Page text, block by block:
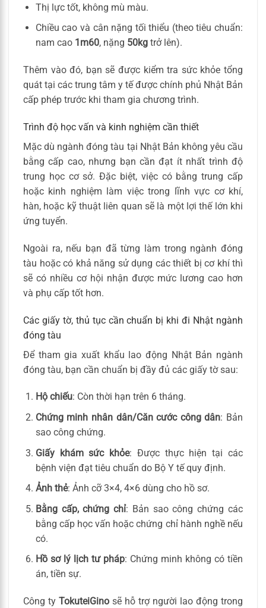
Thị lực tốt, không mù màu.
Chiều cao và cân nặng tối thiểu (theo tiêu chuẩn:
nam cao 1m60, nặng 50kgtrở lên).
Thêm vào đó, bạn sẽ được kiểm tra sức khỏe tổng
quát tại các trung tâm y tế được chính phủ Nhật Bản
cấp phép trước khi tham gia chương trình.
Trình độ học vấn và kinh nghiệm cần thiết
Mặc dù ngành đóng tàu tại Nhật Bản không yêu cầu
bằng cấp cao, nhưng bạn cần đạt ít nhất trình độ
trung học cơ sở. Đặc biệt, việc có bằng trung cấp
hoặc kinh nghiệm làm việc trong lĩnh vực cơ khí,
hàn, hoặc kỹ thuật liên quan sẽ là một lợi thế lớn khi
ứng tuyển.
Ngoài ra, nếu bạn đã từng làm trong ngành đóng
tàu hoặc có khả năng sử dụng các thiết bị cơ khí thì
sẽ có nhiều cơ hội nhận được mức lương cao hơn
và phụ cấp tốt hơn.
Các giấy tờ, thủ tục cần chuẩn bị khi đi Nhật ngành
đóng tàu
Để tham gia xuất khẩu lao động Nhật Bản ngành
đóng tàu, bạn cần chuẩn bị đầy đủ các giấy tờ sau:
Hộ chiếu: Còn thời hạn trên 6 tháng.
Chứng minh nhân dân/Căn cước công dân: Bản
sao công chứng.
Giấy khám sức khỏe: Được thực hiện tại các
bệnh viện đạt tiêu chuẩn do Bộ Y tế quy định.
Ảnh thẻ: Ảnh cỡ 3×4, 4×6 dùng cho hồ sơ.
Bằng cấp, chứng chỉ: Bản sao công chứng các
bằng cấp học vấn hoặc chứng chỉ hành nghề nếu
có.
Hồ sơ lý lịch tư pháp: Chứng minh không có tiền
án, tiền sự.
Công ty TokuteiGino sẽ hỗ trợ người lao động trong